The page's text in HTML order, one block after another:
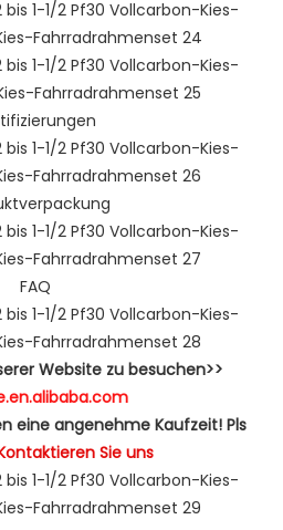
FAQ
Website zu besuchen>>
eine angenehme Kaufzeit! Pls
Sie uns